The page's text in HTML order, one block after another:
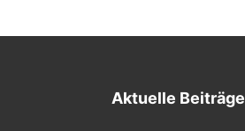
Aktuelle Beiträge